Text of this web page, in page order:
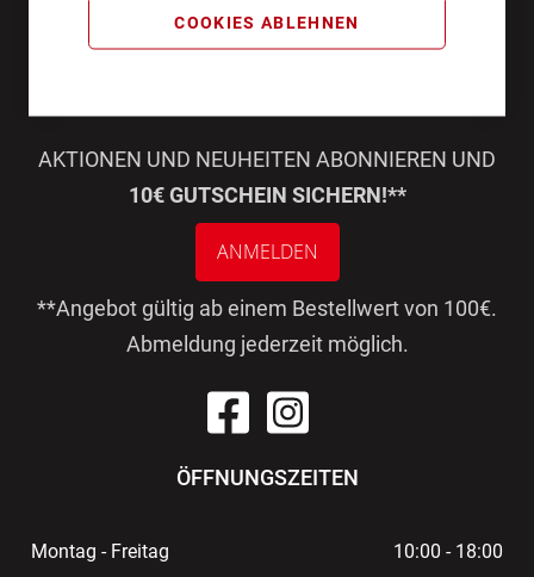
COOKIES ABLEHNEN
AKTIONEN UND NEUHEITEN ABONNIEREN UND
10€ GUTSCHEIN SICHERN!**
ANMELDEN
**Angebot gültig ab einem Bestellwert von 100€.
Abmeldung jederzeit möglich.
ÖFFNUNGSZEITEN
Montag - Freitag 10:00 - 18:00